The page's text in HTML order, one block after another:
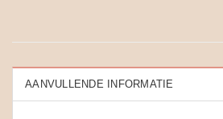
AANVULLENDE INFORMATIE